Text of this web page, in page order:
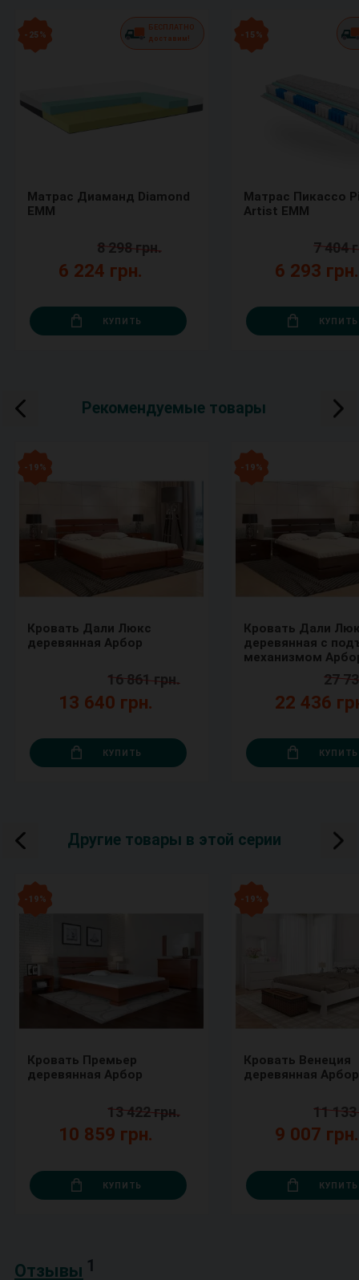
- 25 %
БЕСПЛАТНО
доставим!
Матрас Диаманд Diamond
ЕММ
6 224 грн.
8 298 грн.
КУПИТЬ
- 15 %
Матрас Пикассо
Artist ЕММ
6 293
7 404
КУПИТЬ
Рекомендуемые товары
- 19 %
Кровать Дали Люкс
деревянная Арбор
13 640 грн.
16 861 грн.
КУПИТЬ
- 19 %
Кровать Дали
деревянная с
механизмом
22 436
27
КУПИТЬ
Другие товары в этой серии
- 19 %
Кровать Премьер
деревянная Арбор
10 859 грн.
13 422 грн.
КУПИТЬ
- 19 %
Кровать Венеция
деревянная Арбор
9 007
11 133
КУПИТЬ
Отзывы 1